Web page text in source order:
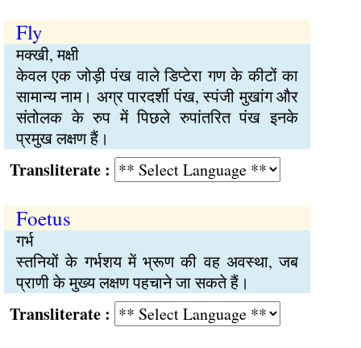
Fly
मक्खी, मक्षी
केवल एक जोड़ी पंख वाले डिप्टेरा गण के कीटों का
सामान्य नाम। अग्र पारदर्शी पंख, स्पंजी मुखांग और
संतोलक के रुप में पिछले रुपांतरित पंख इनके
प्रमुख लक्षण हैं।
:
Foetus
गर्भ
स्तनियों के गर्भशय में भ्रूण की वह अवस्था, जब
प्राणी के मुख्य लक्षण पहचाने जा सकते हैं।
: